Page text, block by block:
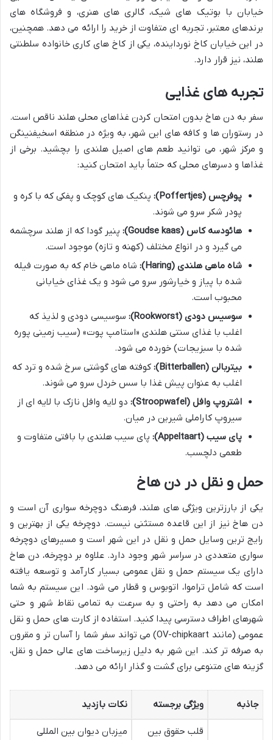
خیابان با بوتیک های شیک، گالری های هنری، و فروشگاه های
برندهای معتبر، تجربه ای متفاوت از خرید را ارائه می دهد. همچنین،
در این خیابان کاخ نورداینده، یکی از کاخ های کاری خانواده سلطنتی
هلند، نیز قرار دارد.
تجربه های غذایی
سفر به دن هاخ بدون امتحان کردن غذاهای محلی هلند ناقص است.
در رستوران ها و کافه های این شهر، به ویژه در منطقه اسخیفنینگن
و مرکز شهر، می توانید طعم های اصیل هلندی را بچشید. برخی از
غذاها و دسرهای محلی که حتماً باید امتحان کنید:
پوفرچس (Poffertjes):
پنکیک های کوچک و پفکی که با کره و
پودر شکر سرو می شوند.
هائودسه کاس (Goudse kaas):
پنیر گودا که از هلند سرچشمه
می گیرد و در انواع مختلف (کهنه و تازه) موجود است.
شاه ماهی هلندی (Haring):
شاه ماهی خام که به صورت فیله
شده با پیاز و خیارشور سرو می شود و یک غذای خیابانی
محبوب است.
سوسیس دودی (Rookworst):
سوسیسی دودی و لذیذ که
اغلب با غذای سنتی هلندی «استامپ پوت» (سیب زمینی پوره
شده با سبزیجات) خورده می شود.
بیتربالن (Bitterballen):
کوفته های گوشتی سرخ شده و ترد که
اغلب به عنوان پیش غذا با سس خردل سرو می شوند.
اشتروپ وافل (Stroopwafel):
دو لایه وافل نازک با لایه ای از
سیروپ کاراملی شیرین در میان.
پای سیب (Appeltaart):
پای سیب هلندی با بافتی متفاوت و
طعمی دلچسب.
حمل و نقل در دن هاخ
یکی از بارزترین ویژگی های هلند، فرهنگ دوچرخه سواری آن است و
دن هاخ نیز از این قاعده مستثنی نیست. دوچرخه یکی از بهترین و
رایج ترین وسایل حمل و نقل در این شهر است و مسیرهای دوچرخه
سواری متعددی در سراسر شهر وجود دارد. علاوه بر دوچرخه، دن هاخ
دارای یک سیستم حمل و نقل عمومی بسیار کارآمد و توسعه یافته
است که شامل تراموا، اتوبوس و قطار می شود. این سیستم به شما
امکان می دهد به راحتی و به سرعت به تمامی نقاط شهر و حتی
شهرهای اطراف دسترسی پیدا کنید. استفاده از کارت های حمل و نقل
عمومی (مانند OV-chipkaart) می تواند سفر شما را آسان تر و مقرون
به صرفه تر کند. این شهر به دلیل زیرساخت های عالی حمل و نقل،
گزینه های متنوعی برای گشت و گذار ارائه می دهد.
جاذبه ویژگی برجسته نکات بازدید
قلب حقوق بین
میزبان دیوان بین المللی